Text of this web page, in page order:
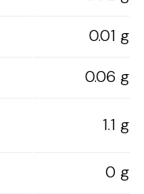
0.01 g
0.06 g
1.1 g
0 g